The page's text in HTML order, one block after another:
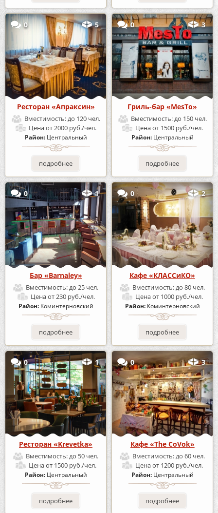
0 5
Ресторан «Апраксин»
Вместимость:до 120 чел.
Ценаот 2000 руб./чел.
Район: Центральный
подробнее
0 3
Гриль-бар «MesTo»
Вместимость:до 150 чел.
Ценаот 1500 руб./чел.
Район: Центральный
подробнее
0 1
Бар «Barnaley»
Вместимость:до 25 чел.
Ценаот 230 руб./чел.
Район: Коминтерновский
подробнее
0 2
Кафе «КЛАССиКО»
Вместимость:до 80 чел.
Ценаот 1000 руб./чел.
Район: Коминтерновский
подробнее
0 1
Ресторан «Krevetka»
Вместимость:до 50 чел.
Ценаот 1500 руб./чел.
Район: Центральный
подробнее
0 3
Кафе «The CoVok»
Вместимость:до 60 чел.
Ценаот 1200 руб./чел.
Район: Центральный
подробнее